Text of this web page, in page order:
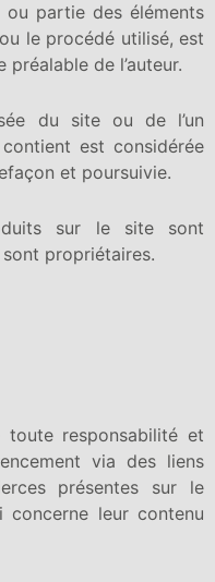
partie des éléments
le procédé utilisé, est
de l’auteur.
du site ou de l’un
est considérée
et poursuivie.
sur le site sont
propriétaires.
responsabilité et
via des liens
présentes sur le
leur contenu